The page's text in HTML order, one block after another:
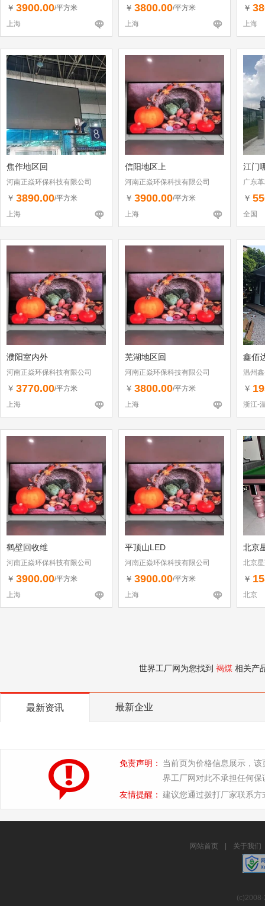
￥ 3900.00/平方米
上海
￥ 3800.00/平方米
上海
￥
上海
焦作地区回
河南正焱环保科技有限公司
￥ 3890.00/平方米
上海
信阳地区上
河南正焱环保科技有限公司
￥ 3900.00/平方米
上海
江门
广东
￥
全国
濮阳室内外
河南正焱环保科技有限公司
￥ 3770.00/平方米
上海
芜湖地区回
河南正焱环保科技有限公司
￥ 3800.00/平方米
上海
鑫佰
温州
￥
浙江-
鹤壁回收维
河南正焱环保科技有限公司
￥ 3900.00/平方米
上海
平顶山LED
河南正焱环保科技有限公司
￥ 3900.00/平方米
上海
北京
北京
￥
北京
世界工厂网为您找到 褐煤 相关产
最新资讯 最新企业
免责声明：
当前页为价格信息展示，
界工厂网对此不承担任何保
友情提醒： 建议您通过拨打厂家联系
网站首页 关于我们